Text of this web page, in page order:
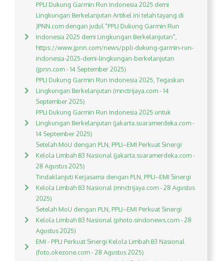
PPLI Dukung Garmin Run Indonesia 2025 demi
Lingkungan Berkelanjutan Artikel ini telah tayang di
JPNN.com dengan judul "PPLI Dukung Garmin Run
Indonesia 2025 demi Lingkungan Berkelanjutan",
https://www.jpnn.com/news/ppli-dukung-garmin-run-
indonesia-2025-demi-lingkungan-berkelanjutan
(jpnn.com - 14 September 2025)
PPLI Dukung Garmin Run Indonesia 2025, Tegaskan
Lingkungan Berkelanjutan (mnctrijaya.com - 14
September 2025)
PPLI Dukung Garmin Run Indonesia 2025 untuk
Lingkungan Berkelanjutan (jakarta.suaramerdeka.com -
14 September 2025)
Setelah MoU dengan PLN, PPLI–EMI Perkuat Sinergi
Kelola Limbah B3 Nasional (jakarta.suaramerdeka.com -
28 Agustus 2025)
Tindaklanjuti Kerjasama dengan PLN, PPLI–EMI Sinergi
Kelola Limbah B3 Nasional (mnctrijaya.com - 28 Agustus
2025)
Setelah MoU dengan PLN, PPLI–EMI Perkuat Sinergi
Kelola Limbah B3 Nasional (photo.sindonews.com - 28
Agustus 2025)
EMI - PPLI Perkuat Sinergi Kelola Limbah B3 Nasional
(foto.okezone.com - 28 Agustus 2025)